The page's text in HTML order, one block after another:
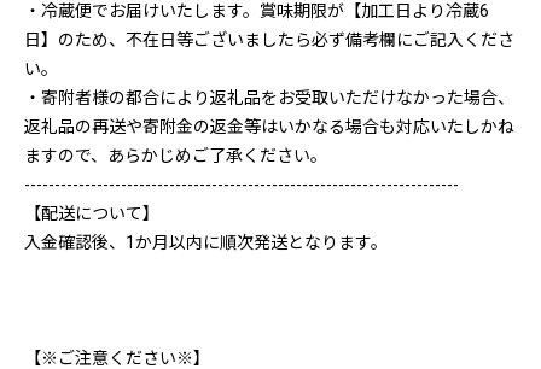
・冷蔵便でお届けいたします。賞味期限が【加工日より冷蔵6
日】のため、不在日等ございましたら必ず備考欄にご記入くださ
い。
・寄附者様の都合により返礼品をお受取いただけなかった場合、
返礼品の再送や寄附金の返金等はいかなる場合も対応いたしかね
ますので、あらかじめご了承ください。
------------------------------------------------------------------------
【配送について】
入金確認後、1か月以内に順次発送となります。
【※ご注意ください※】